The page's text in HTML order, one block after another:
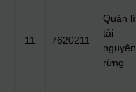
11 7620211
Quản lí
tài
nguyên
rừng